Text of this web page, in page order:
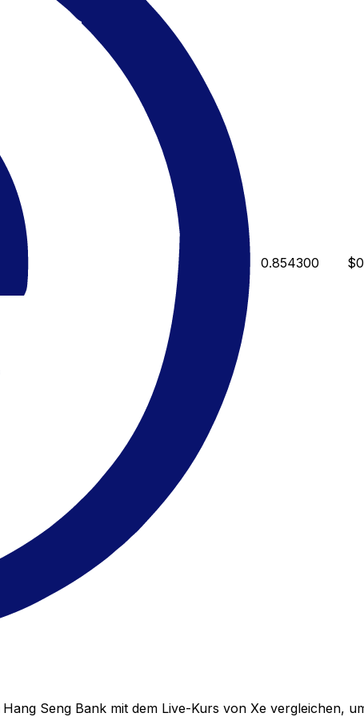
0.854300 $0
Seng Bank mit dem Live-Kurs von Xe vergleichen,